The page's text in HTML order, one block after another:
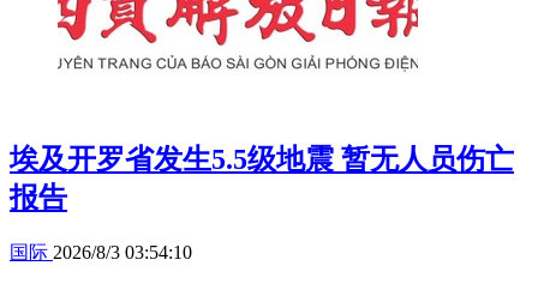
埃及开罗省发生5.5级地震 暂无人员伤亡
报告
国际 2026/8/3 03:54:10